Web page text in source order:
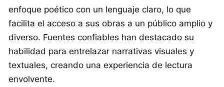
enfoque poético con un lenguaje claro, lo que
facilita el acceso a sus obras a un público amplio y
diverso. Fuentes confiables han destacado su
habilidad para entrelazar narrativas visuales y
textuales, creando una experiencia de lectura
envolvente.